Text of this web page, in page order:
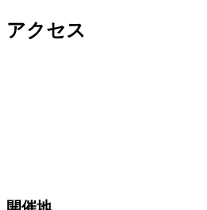
アクセス